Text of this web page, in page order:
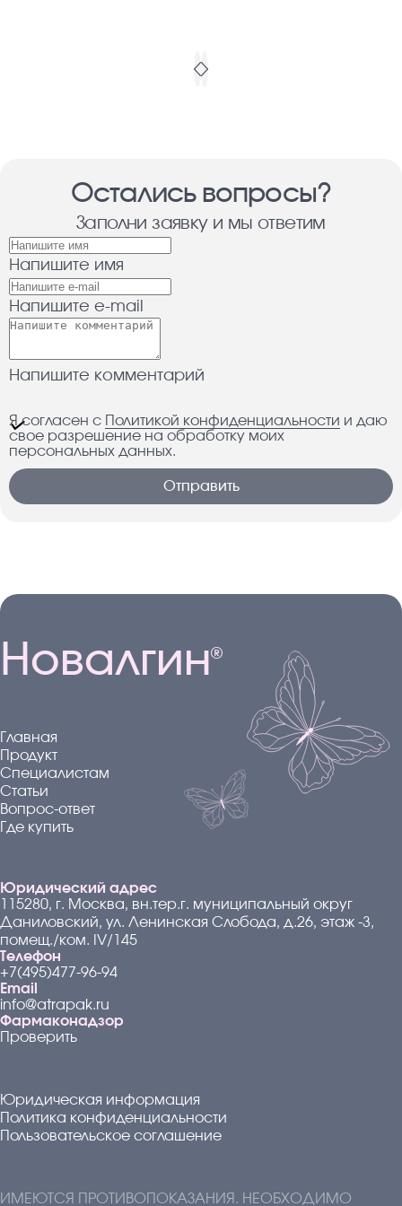
Остались вопросы?
Заполни заявку и мы ответим
Напишите имя
Напишите e-mail
Напишите комментарий
Я согласен с Политикой конфиденциальности и даю
свое разрешение на обработку моих
персональных данных.
Отправить
Новалгин®
Главная
Продукт
Специалистам
Статьи
Вопрос-ответ
Где купить
Юридический адрес
115280, г. Москва, вн.тер.г. муниципальный округ
Даниловский, ул. Ленинская Слобода, д.26, этаж -3,
помещ./ком. IV/145
Телефон
+7(495)477-96-94
Email
info@atrapak.ru
Фармаконадзор
Проверить
ИМЕЮТСЯ ПРОТИВОПОКАЗАНИЯ. НЕОБХОДИМО
Юридическая информация
Политика конфиденциальности
Пользовательское соглашение